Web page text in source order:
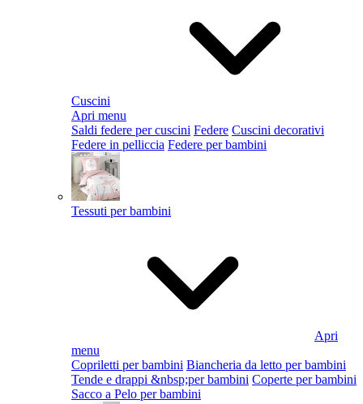
Cuscini
Apri menu
Saldi federe per cuscini Federe Cuscini decorativi
Federe in pelliccia Federe per bambini
Tessuti per bambini
Apri
menu
Copriletti per bambini Biancheria da letto per bambini
Tende e drappi &nbsp;per bambini Coperte per bambini
Sacco a Pelo per bambini